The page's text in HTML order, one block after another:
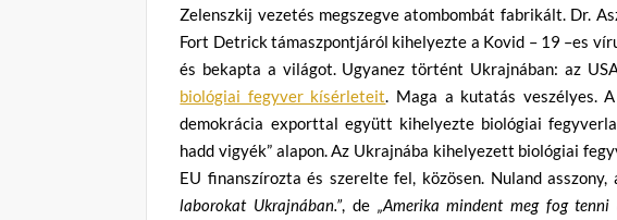
Zelenszkij vezetés megszegve atombombát fabrikált. Dr.
Fort Detrick támaszpontjáról kihelyezte a Kovid – 19 –es
és bekapta a világot. Ugyanez történt Ukrajnában: az
biológiai fegyver kísérleteit. Maga a kutatás veszélyes.
demokrácia exporttal együtt kihelyezte biológiai
hadd vigyék” alapon. Az Ukrajnába kihelyezett biológiai
EU finanszírozta és szerelte fel, közösen. Nuland
laborokat Ukrajnában.”, de „Amerika mindent meg fog